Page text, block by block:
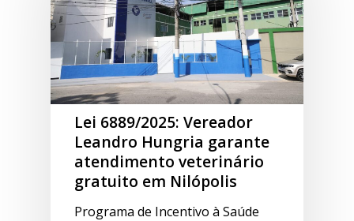
Lei 6889/2025: Vereador
Leandro Hungria garante
atendimento veterinário
gratuito em Nilópolis
Programa de Incentivo à Saúde